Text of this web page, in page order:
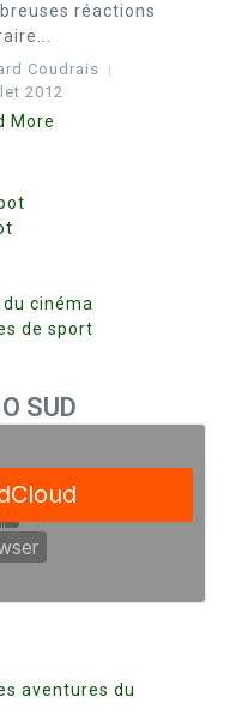
réactions
Coudrais
2012
More
cinéma
de sport
SUD
aventures du